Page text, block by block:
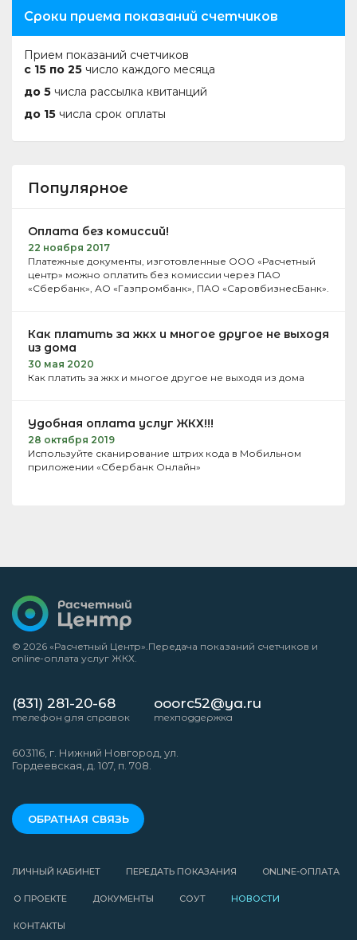
Сроки приема показаний счетчиков
Прием показаний счетчиков
с 15 по 25 число каждого месяца
до 5 числа рассылка квитанций
до 15 числа срок оплаты
Популярное
Оплата без комиссий!
22 ноября 2017
Платежные документы, изготовленные ООО «Расчетный
центр» можно оплатить без комиссии через ПАО
«Сбербанк», АО «Газпромбанк», ПАО «СаровбизнесБанк».
Как платить за жкх и многое другое не выходя
из дома
30 мая 2020
Как платить за жкх и многое другое не выходя из дома
Удобная оплата услуг ЖКХ!!!
28 октября 2019
Используйте сканирование штрих кода в Мобильном
приложении «Сбербанк Онлайн»
© 2026 «Расчетный Центр».Передача показаний счетчиков и
online-оплата услуг ЖКХ.
(831) 281-20-68
телефон для справок
ooorc52@ya.ru
техподдержка
603116, г. Нижний Новгород, ул.
Гордеевская, д. 107, п. 708.
ОБРАТНАЯ СВЯЗЬ
ЛИЧНЫЙ КАБИНЕТ ПЕРЕДАТЬ ПОКАЗАНИЯ ONLINE-ОПЛАТА
О ПРОЕКТЕ ДОКУМЕНТЫ СОУТ НОВОСТИ
КОНТАКТЫ